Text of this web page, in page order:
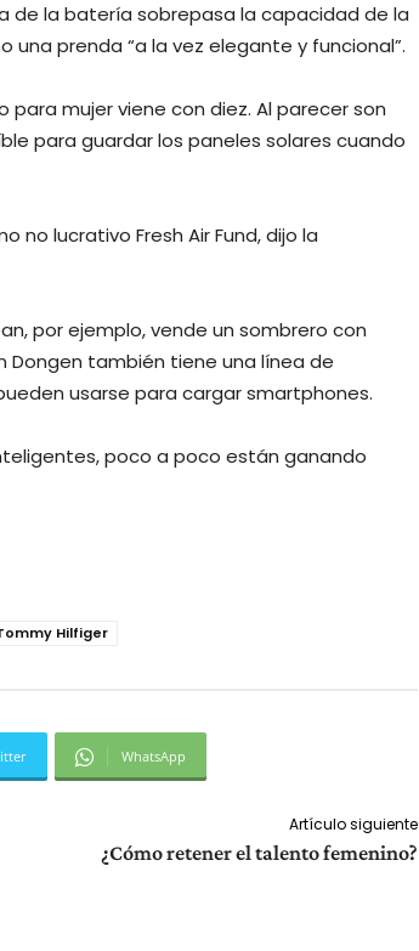
de la batería sobrepasa la capacidad de la
prenda “a la vez elegante y funcional”.
mujer viene con diez. Al parecer son
para guardar los paneles solares cuando
no lucrativo Fresh Air Fund, dijo la
por ejemplo, vende un sombrero con
Dongen también tiene una línea de
usarse para cargar smartphones.
poco a poco están ganando
Hilfiger
WhatsApp
Artículo siguiente
¿Cómo retener el talento femenino?